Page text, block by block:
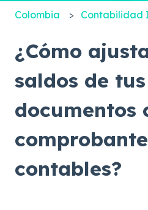
Colombia Contabilidad
¿Cómo
saldos de tus
documentos
contables?